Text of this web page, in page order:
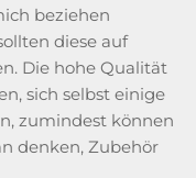
beziehen
diese auf
Die hohe Qualität
sich selbst einige
zumindest können
denken, Zubehör